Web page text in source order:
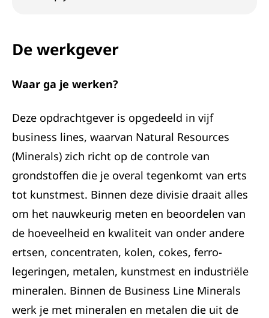
De werkgever
Waar ga je werken?
Deze opdrachtgever is opgedeeld in vijf
business lines, waarvan Natural Resources
(Minerals) zich richt op de controle van
grondstoffen die je overal tegenkomt van erts
tot kunstmest. Binnen deze divisie draait alles
om het nauwkeurig meten en beoordelen van
de hoeveelheid en kwaliteit van onder andere
ertsen, concentraten, kolen, cokes, ferro-
legeringen, metalen, kunstmest en industriële
mineralen. Binnen de Business Line Minerals
werk je met mineralen en metalen die uit de